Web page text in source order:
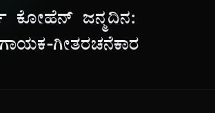
ಕೋಹೆನ್ ಜನ್ಮದಿನ:
ಗೀತರಚನೆಕಾರ